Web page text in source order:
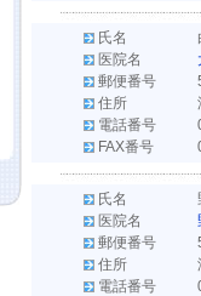
氏名
医院名
郵便番号
住所
電話番号
FAX番号
氏名
医院名
郵便番号
住所
電話番号